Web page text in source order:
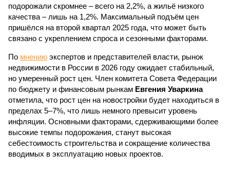
подорожали скромнее – всего на 2,2%, а жильё низкого
качества – лишь на 1,2%. Максимальный подъём цен
пришёлся на второй квартал 2025 года, что может быть
связано с укреплением спроса и сезонными факторами.
По мнению экспертов и представителей власти, рынок
недвижимости в России в 2026 году ожидает стабильный,
но умеренный рост цен. Член комитета Совета Федерации
по бюджету и финансовым рынкам Евгения Уваркина
отметила, что рост цен на новостройки будет находиться в
пределах 5–7%, что лишь немного превысит уровень
инфляции. Основными факторами, сдерживающими более
высокие темпы подорожания, станут высокая
себестоимость строительства и сокращение количества
вводимых в эксплуатацию новых проектов.